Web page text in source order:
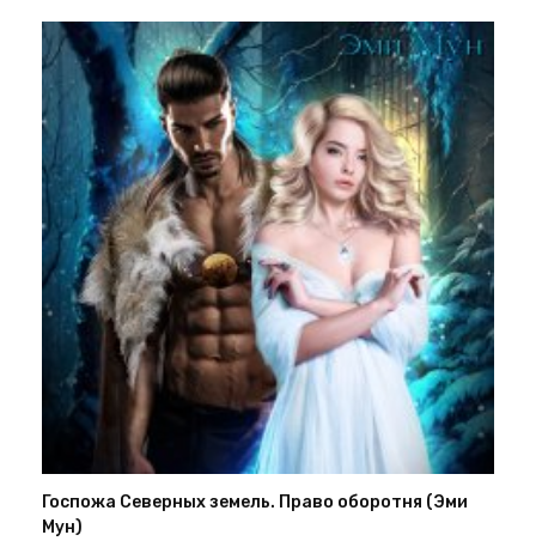
Госпожа Северных земель. Право оборотня (Эми
Мун)